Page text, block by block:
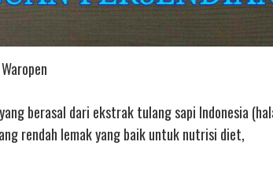
berasal dari ekstrak tulang sapi Indonesia
rendah lemak yang baik untuk nutrisi diet,